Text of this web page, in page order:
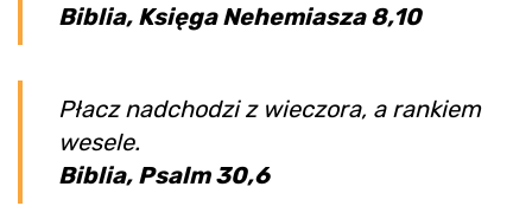
Biblia, Księga Nehemiasza 8,10
Płacz nadchodzi z wieczora, a rankiem
wesele.
Biblia, Psalm 30,6